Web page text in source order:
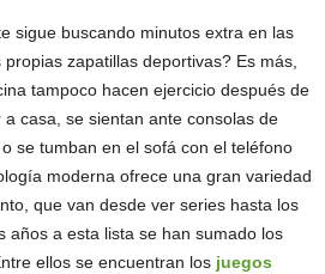
sigue buscando minutos extra en las
zapatillas deportivas? Es más,
tampoco hacen ejercicio después de
casa, se sientan ante consolas de
se tumban en el sofá con el teléfono
moderna ofrece una gran variedad
que van desde ver series hasta los
años a esta lista se han sumado los
ellos se encuentran los juegos